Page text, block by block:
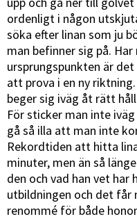
ordenligt i någon
söka efter linan som ju
man befinner sig på.
ursprungspunkten är
att prova i en ny
beger sig iväg åt rätt
För sticker man inte
gå så illa att man inte
Rekordtiden att hitta
minuter, men än så
den och vad han vet
utbildningen och det får
renommé för både